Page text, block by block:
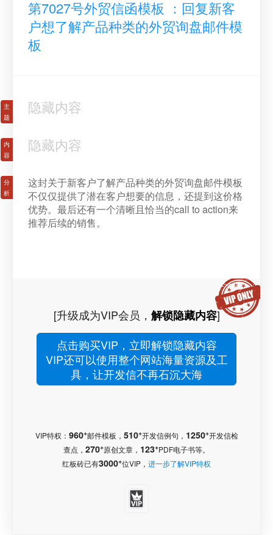
第7027号外贸信函模板 ：回复新客
户想了解产品种类的外贸询盘邮件模
板
隐藏内容
隐藏内容
这封关于新客户了解产品种类的外贸询盘邮件模板
不仅仅提供了潜在客户想要的信息，还提到这价格
优势。最后还有一个清晰且恰当的call to action来
推荐后续的销售。
[升级成为VIP会员， 解锁隐藏内容]
点击购买VIP，立即解锁隐藏内容
VIP还可以使用整个网站海量资源及工
具，让开发信不再石沉大海
VIP特权： 960+邮件模板， 510+开发信例句， 1250+开发信检
查点， 270+原创文章， 123+PDF电子书等。
红板砖已有3000+位VIP， 进一步了解VIP特权